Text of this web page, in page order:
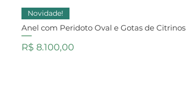
Novidade!
Anel com Peridoto Oval e Gotas de Citrinos
Preço
R$ 8.100,00